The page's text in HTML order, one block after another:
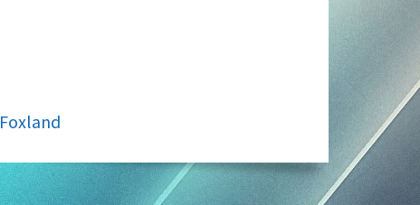
Foxland